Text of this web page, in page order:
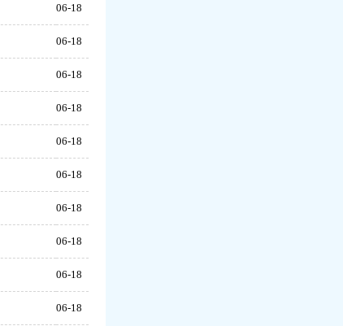
06-18
06-18
06-18
06-18
06-18
06-18
06-18
06-18
06-18
06-18